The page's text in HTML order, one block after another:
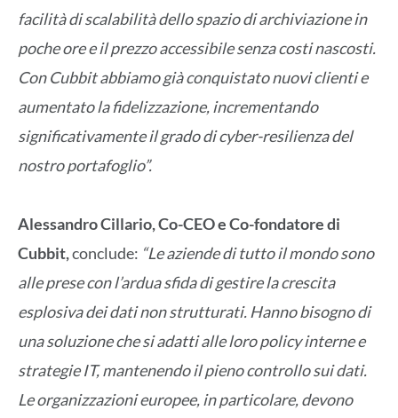
facilità di scalabilità dello spazio di archiviazione in
poche ore e il prezzo accessibile senza costi nascosti.
Con Cubbit abbiamo già conquistato nuovi clienti e
aumentato la fidelizzazione, incrementando
significativamente il grado di cyber-resilienza del
nostro portafoglio”.
Alessandro Cillario, Co-CEO e Co-fondatore di
Cubbit,conclude: “Le aziende di tutto il mondo sono
alle prese con l’ardua sfida di gestire la crescita
esplosiva dei dati non strutturati. Hanno bisogno di
una soluzione che si adatti alle loro policy interne e
strategie IT, mantenendo il pieno controllo sui dati.
Le organizzazioni europee, in particolare, devono